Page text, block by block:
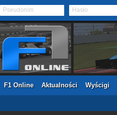
Pseudonim Hasło
F1 Online Aktualności Wyścigi